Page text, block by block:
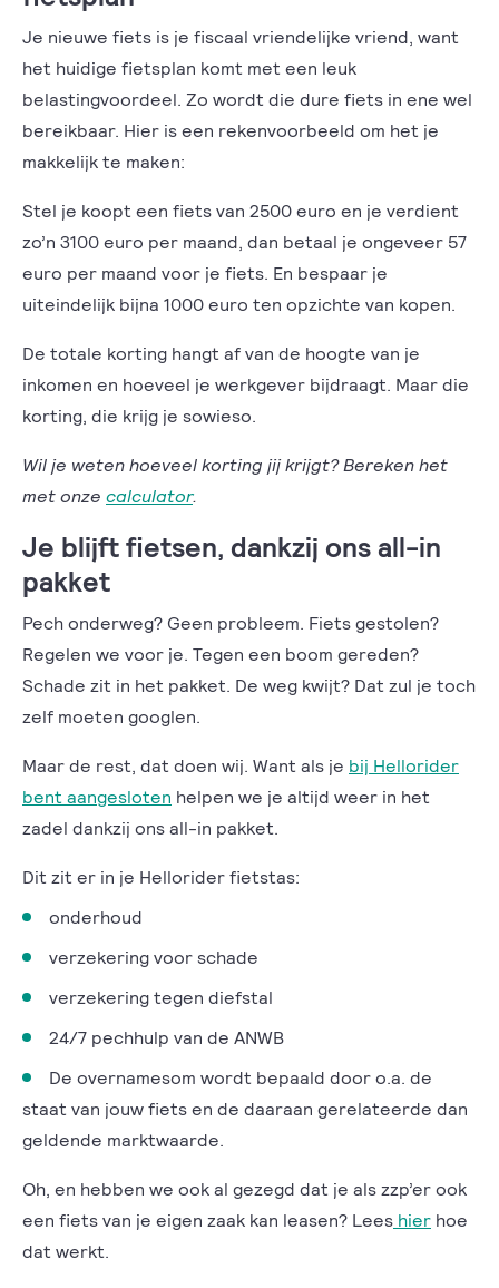
Je nieuwe fiets is je fiscaal vriendelijke vriend, want
het huidige fietsplan komt met een leuk
belastingvoordeel. Zo wordt die dure fiets in ene wel
bereikbaar. Hier is een rekenvoorbeeld om het je
makkelijk te maken:
Stel je koopt een fiets van 2500 euro en je verdient
zo’n 3100 euro per maand, dan betaal je ongeveer 57
euro per maand voor je fiets. En bespaar je
uiteindelijk bijna 1000 euro ten opzichte van kopen.
De totale korting hangt af van de hoogte van je
inkomen en hoeveel je werkgever bijdraagt. Maar die
korting, die krijg je sowieso.
Wil je weten hoeveel korting jij krijgt? Bereken het
met onze calculator.
Je blijft fietsen, dankzij ons all-in
pakket
Pech onderweg? Geen probleem. Fiets gestolen?
Regelen we voor je. Tegen een boom gereden?
Schade zit in het pakket. De weg kwijt? Dat zul je toch
zelf moeten googlen.
Maar de rest, dat doen wij. Want als je bij Hellorider
bent aangesloten helpen we je altijd weer in het
zadel dankzij ons all-in pakket.
Dit zit er in je Hellorider fietstas:
onderhoud
verzekering voor schade
verzekering tegen diefstal
24/7 pechhulp van de ANWB
De overnamesom wordt bepaald door o.a. de
staat van jouw fiets en de daaraan gerelateerde dan
geldende marktwaarde.
Oh, en hebben we ook al gezegd dat je als zzp’er ook
een fiets van je eigen zaak kan leasen? Lees hier hoe
dat werkt.